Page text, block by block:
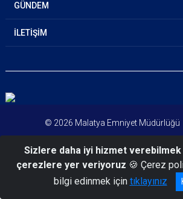
GÜNDEM
İLETİŞİM
© 2026 Malatya Emniyet Müdürlüğü
Sizlere daha iyi hizmet
çerezlere yer veriyoruz 🍪 Çerez
bilgi edinmek için tıklayınız